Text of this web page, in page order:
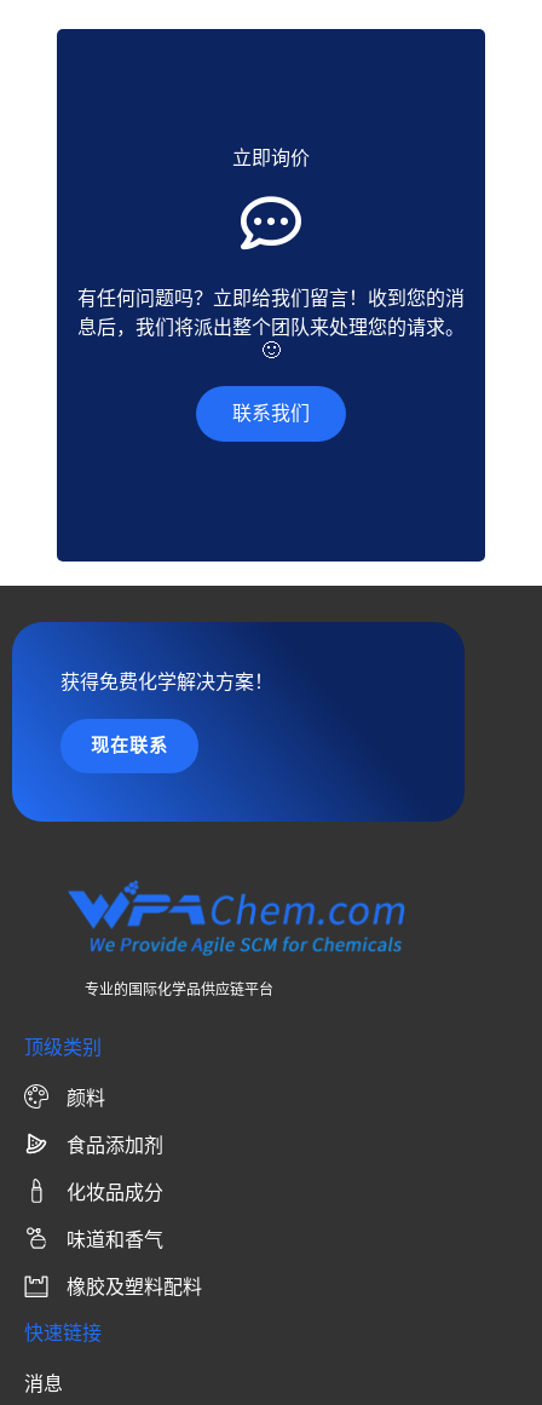
立即询价
有任何问题吗？立即给我们留言！收到您的消
息后，我们将派出整个团队来处理您的请求。
🙂
联系我们
获得免费化学解决方案！
现在联系
专业的国际化学品供应链平台
顶级类别
颜料
食品添加剂
化妆品成分
味道和香气
橡胶及塑料配料
快速链接
消息